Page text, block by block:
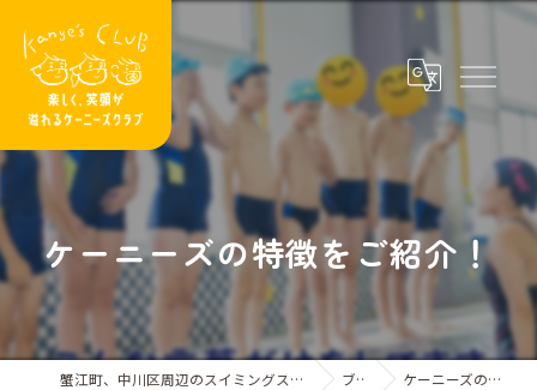
ケーニーズの特徴をご紹介！
蟹江町、中川区周辺のスイミングスクールならケーニーズクラブ ブログ ケーニーズの特徴をご紹介！